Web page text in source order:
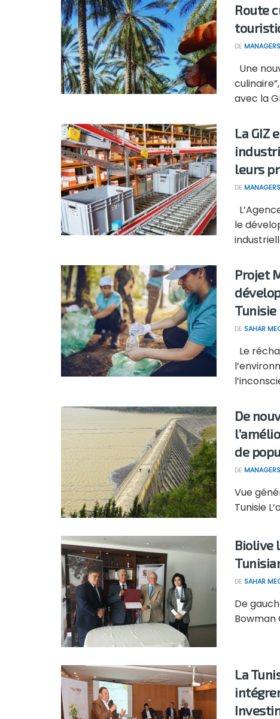
Route
DE MANAGERS
Une
avec la
La GIZ
leurs
DE MANAGERS
le
Projet
Tunisie
DE SAHAR
Le
De
de
DE MANAGERS
Vue
Tunisie
Biolive
DE SAHAR
De
Bowman
La